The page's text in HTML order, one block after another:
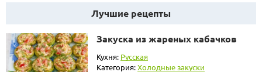
Лучшие рецепты
Закуска из жареных кабачков
Кухня: Русская
Категория:Холодные закуски